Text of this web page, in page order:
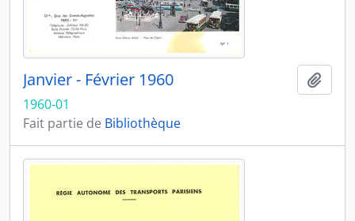
Janvier - Février 1960
1960-01
Fait partie de Bibliothèque